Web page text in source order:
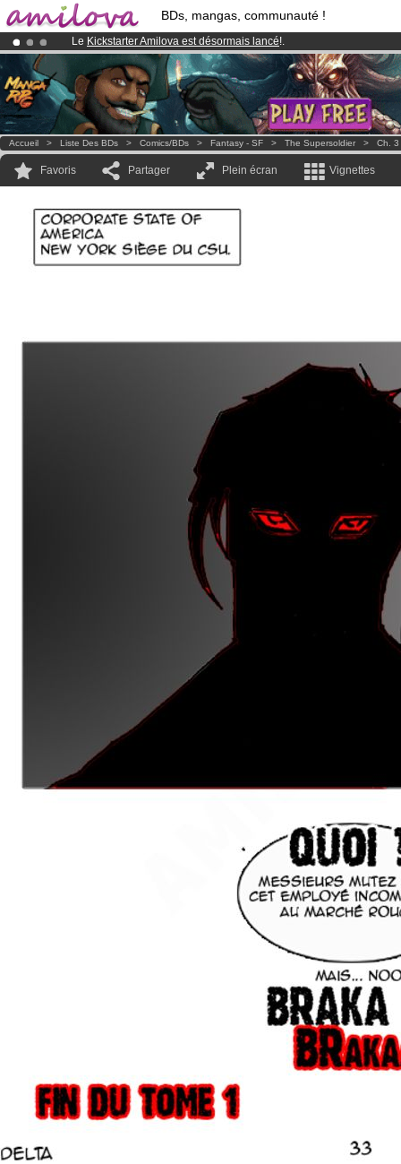
BDs, mangas, communauté !
Le Kickstarter Amilova est désormais lancé!.
Déjà 100000membreset 1000BDs & Mangas!
Abonnement premium: à partir de
3.95 eurospar mois !Clique ici
Accueil > Liste Des BDs > Comics/BDs > Fantasy - SF > The Supersoldier > Ch. 3
Favoris Partager Plein écran Vignettes